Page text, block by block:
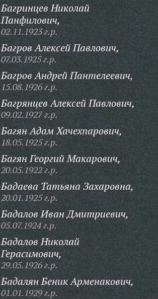
Багринцев Николай
Панфилович,
02.11.1923 г.р.
Багров Алексей Павлович,
07.03.1925 г.р.
Багров Андрей Пантелеевич,
15.08.1926 г.р.
Багрянцев Алексей Павлович,
09.02.1927 г.р.
Багян Адам Хачехпарович,
18.05.1925 г.р.
Багян Георгий Макарович,
20.05.1922 г.р.
Бадаева Татьяна Захаровна,
20.01.1925 г.р.
Бадалов Иван Дмитриевич,
05.07.1924 г.р.
Бадалов Николай
Герасимович,
29.05.1926 г.р.
Бадалян Беник Арменакович,
01.01.1929 г.р.